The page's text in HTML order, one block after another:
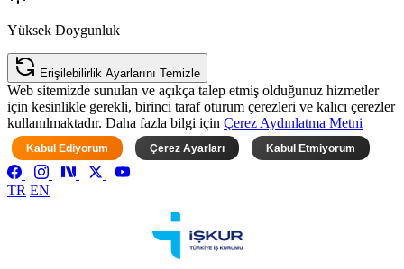
Yüksek Doygunluk
Erişilebilirlik Ayarlarını Temizle
Web sitemizde sunulan ve açıkça talep etmiş olduğunuz hizmetler
için kesinlikle gerekli, birinci taraf oturum çerezleri ve kalıcı çerezler
kullanılmaktadır. Daha fazla bilgi için Çerez Aydınlatma Metni
Kabul Ediyorum Çerez Ayarları Kabul Etmiyorum
TR EN